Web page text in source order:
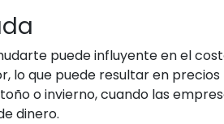
puede influyente en el
lo que puede resultar en
o invierno, cuando las
dinero.